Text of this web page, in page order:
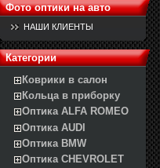
Фото оптики на авто
НАШИ КЛИЕНТЫ
Категории
Коврики в салон
Кольца в приборку
Оптика ALFA ROMEO
Оптика AUDI
Оптика BMW
Оптика CHEVROLET